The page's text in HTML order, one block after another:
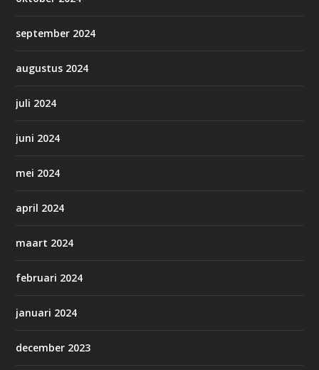
september 2024
augustus 2024
juli 2024
juni 2024
mei 2024
april 2024
maart 2024
februari 2024
januari 2024
december 2023